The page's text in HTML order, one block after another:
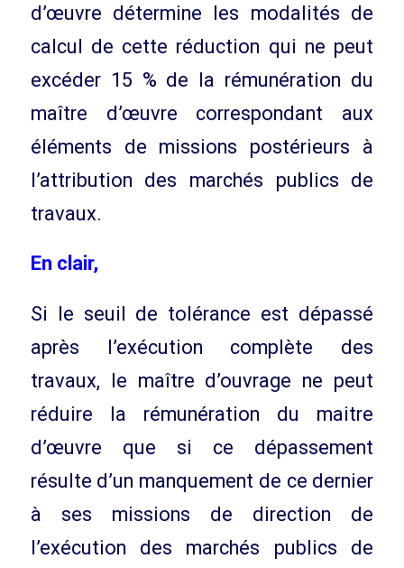
d’œuvre détermine les modalités de
calcul de cette réduction qui ne peut
excéder 15 % de la rémunération du
maître d’œuvre correspondant aux
éléments de missions postérieurs à
l’attribution des marchés publics de
travaux.
En clair,
Si le seuil de tolérance est dépassé
après l’exécution complète des
travaux, le maître d’ouvrage ne peut
réduire la rémunération du maitre
d’œuvre que si ce dépassement
résulte d’un manquement de ce dernier
à ses missions de direction de
l’exécution des marchés publics de